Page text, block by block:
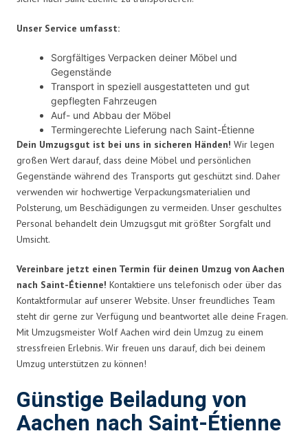
Unser Service umfasst:
Sorgfältiges Verpacken deiner Möbel und
Gegenstände
Transport in speziell ausgestatteten und gut
gepflegten Fahrzeugen
Auf- und Abbau der Möbel
Termingerechte Lieferung nach Saint-Étienne
Dein Umzugsgut ist bei uns in sicheren Händen! Wir legen
großen Wert darauf, dass deine Möbel und persönlichen
Gegenstände während des Transports gut geschützt sind. Daher
verwenden wir hochwertige Verpackungsmaterialien und
Polsterung, um Beschädigungen zu vermeiden. Unser geschultes
Personal behandelt dein Umzugsgut mit größter Sorgfalt und
Umsicht.
Vereinbare jetzt einen Termin für deinen Umzug von Aachen
nach Saint-Étienne! Kontaktiere uns telefonisch oder über das
Kontaktformular auf unserer Website. Unser freundliches Team
steht dir gerne zur Verfügung und beantwortet alle deine Fragen.
Mit Umzugsmeister Wolf Aachen wird dein Umzug zu einem
stressfreien Erlebnis. Wir freuen uns darauf, dich bei deinem
Umzug unterstützen zu können!
Günstige Beiladung von
Aachen nach Saint-Étienne